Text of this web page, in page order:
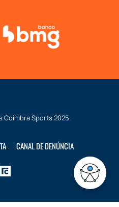
Coimbra Sports2025.
CANAL DE DENÚNCIA